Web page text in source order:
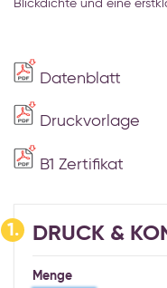
Blickdichte und eine
Datenblatt
Druckvorlage
B1 Zertifikat
1. DRUCK &
Menge